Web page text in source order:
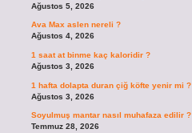
Ağustos 5, 2026
Ava Max aslen nereli ?
Ağustos 4, 2026
1 saat at binme kaç kaloridir ?
Ağustos 3, 2026
1 hafta dolapta duran çiğ köfte yenir mi ?
Ağustos 3, 2026
Soyulmuş mantar nasıl muhafaza edilir ?
Temmuz 28, 2026